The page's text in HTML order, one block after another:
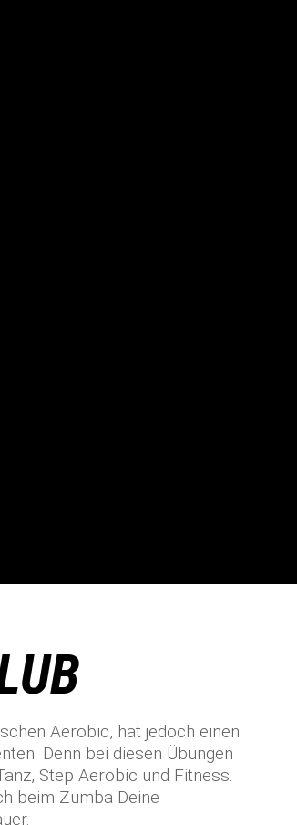
Aerobic, hat jedoch einen
Denn bei diesen Übungen
Step Aerobic und Fitness.
beim Zumba Deine